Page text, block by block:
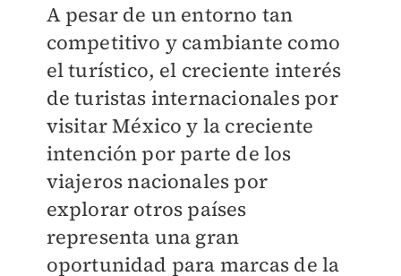
A pesar de un entorno tan
competitivo y cambiante como
el turístico, el creciente interés
de turistas internacionales por
visitar México y la creciente
intención por parte de los
viajeros nacionales por
explorar otros países
representa una gran
oportunidad para marcas de la